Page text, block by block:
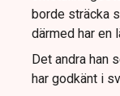
borde sträcka
därmed har en
Det andra han
har godkänt i